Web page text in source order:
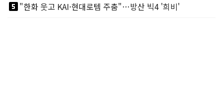
looks_5"한화 웃고 KAI·현대로템 주춤"…방산 빅4 '희비'